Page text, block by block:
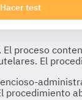
Hacer test